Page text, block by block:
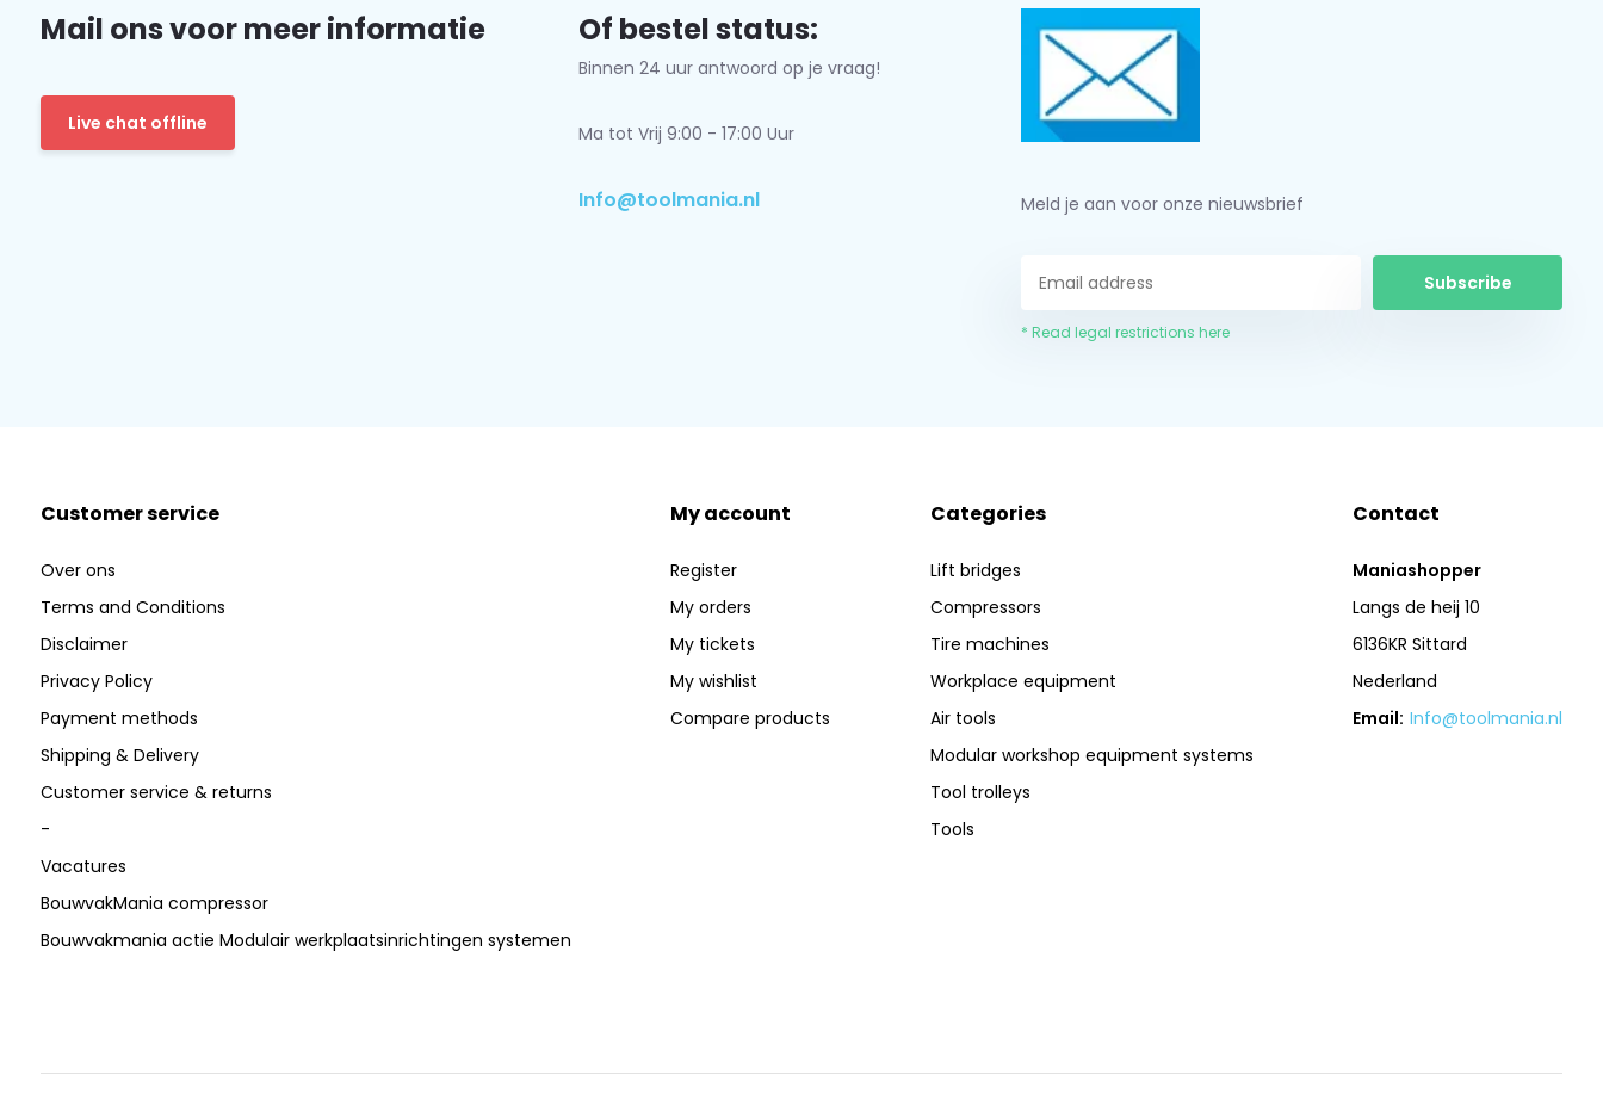
Mail ons voor meer informatie
Live chat offline
Of bestel status:
Binnen 24 uur antwoord op je vraag!
Ma tot Vrij 9:00 - 17:00 Uur
Info@toolmania.nl Meld je aan voor onze nieuwsbrief
Subscribe
* Read legal restrictions here
Customer service
Over ons
Terms and Conditions
Disclaimer
Privacy Policy
Payment methods
Shipping & Delivery
Customer service & returns
-
Vacatures
BouwvakMania compressor
Bouwvakmania actie Modulair werkplaatsinrichtingen systemen
My account
Register
My orders
My tickets
My wishlist
Compare products
Categories
Lift bridges
Compressors
Tire machines
Workplace equipment
Air tools
Modular workshop equipment systems
Tool trolleys
Tools
Contact
Maniashopper
Langs de heij 10
6136KR Sittard
Nederland
Email: Info@toolmania.nl